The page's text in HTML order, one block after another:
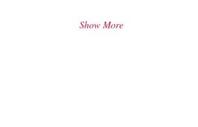
Show More